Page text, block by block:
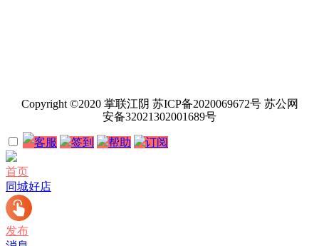
Copyright ©2020 掌联江阴 苏ICP备2020069672号 苏公网
安备32021302001689号
客服 签到 帮助 订阅
首页
同城好店
发布